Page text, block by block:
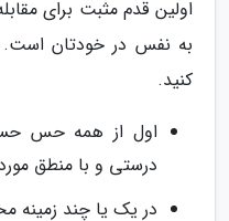
اولین قدم مثبت برای
به نفس در خودتان است.
کنید.
اول از همه حس
درستی و با منطق مورد
در یک یا چند